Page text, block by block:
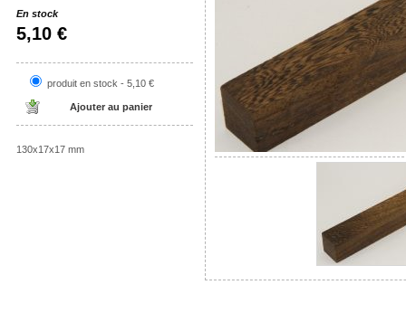
En stock
5,10 €
produit en stock - 5,10 €
130x17x17 mm